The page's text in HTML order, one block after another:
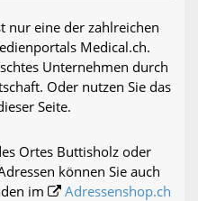
nur eine der zahlreichen
Medical.ch.
Unternehmen durch
Oder nutzen Sie das
Seite.
Ortes Buttisholz oder
können Sie auch
im
Adressenshop.ch